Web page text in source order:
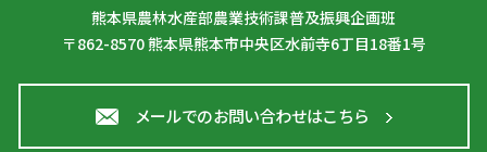
熊本県農林水産部農業技術課普及振興企画班
〒862-8570熊本県熊本市中央区水前寺6丁目18番1号
メールでのお問い合わせはこちら